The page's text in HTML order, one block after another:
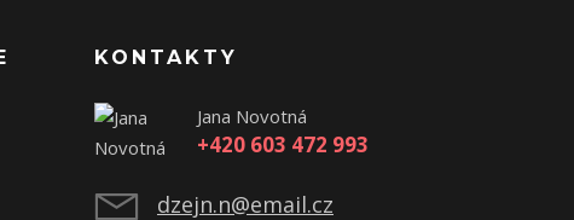
KONTAKTY
Jana Novotná
+420 603 472 993
dzejn.n@email.cz